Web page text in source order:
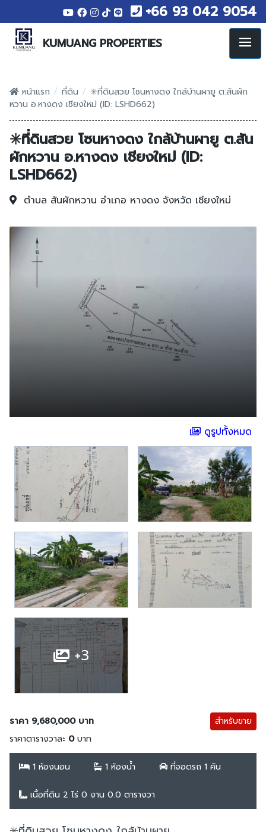
+66 93 042 9054
KUMUANG PROPERTIES
หน้าแรก / ที่ดิน / ✳️ที่ดินสวย โซนหางดง ใกล้บ้านผายู ต.สันผัก
หวาน อ.หางดง เชียงใหม่ (ID: LSHD662)
✳️ที่ดินสวย โซนหางดง ใกล้บ้านผายู ต.สัน
ผักหวาน อ.หางดง เชียงใหม่ (ID:
LSHD662)
ตำบล สันผักหวาน อำเภอ หางดง จังหวัด เชียงใหม่
ดูรูปทั้งหมด
+3
ราคา 9,680,000 บาท
ราคาตารางวาละ 0บาท
สำหรับขาย
1 ห้องนอน 1 ห้องน้ำ ที่จอดรถ 1 คัน
เนื้อที่ดิน 2 ไร่ 0 งาน 0.0 ตารางวา